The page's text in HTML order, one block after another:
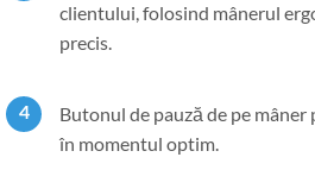
clientului, folosind mânerul
precis.
Butonul de pauză de pe
în momentul optim.